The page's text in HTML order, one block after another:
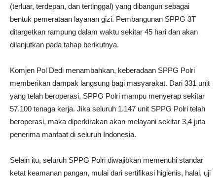
(terluar, terdepan, dan tertinggal) yang dibangun sebagai
bentuk pemerataan layanan gizi. Pembangunan SPPG 3T
ditargetkan rampung dalam waktu sekitar 45 hari dan akan
dilanjutkan pada tahap berikutnya.
Komjen Pol Dedi menambahkan, keberadaan SPPG Polri
memberikan dampak langsung bagi masyarakat. Dari 331 unit
yang telah beroperasi, SPPG Polri mampu menyerap sekitar
57.100 tenaga kerja. Jika seluruh 1.147 unit SPPG Polri telah
beroperasi, maka diperkirakan akan melayani sekitar 3,4 juta
penerima manfaat di seluruh Indonesia.
Selain itu, seluruh SPPG Polri diwajibkan memenuhi standar
ketat keamanan pangan, mulai dari sertifikasi higienis, halal, uji